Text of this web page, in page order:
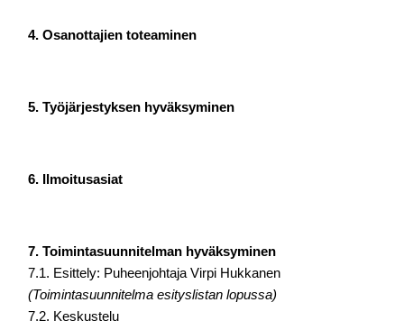
4. Osanottajien toteaminen
5. Työjärjestyksen hyväksyminen
6. Ilmoitusasiat
7. Toimintasuunnitelman hyväksyminen
7.1. Esittely: Puheenjohtaja Virpi Hukkanen
(Toimintasuunnitelma esityslistan lopussa)
7.2. Keskustelu